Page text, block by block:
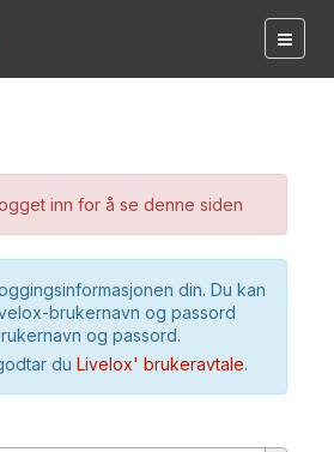
inn for å se denne siden
din. Du kan
brukernavn og passord
og passord.
du Livelox' brukeravtale.